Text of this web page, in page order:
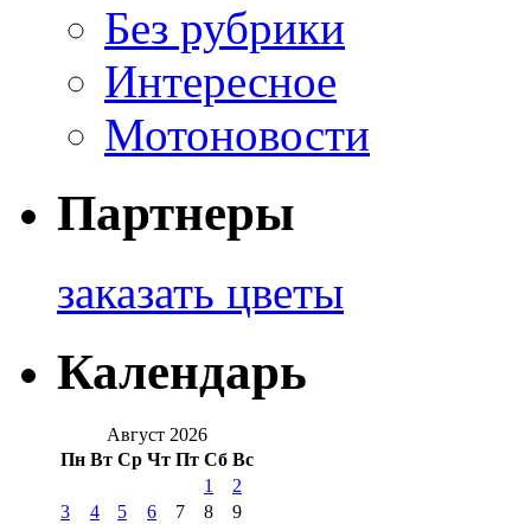
Без рубрики
Интересное
Мотоновости
Партнеры
заказать цветы
Календарь
Август 2026
Пн Вт Ср Чт Пт Сб Вс
1
2
3
4 5 6 7 8
9